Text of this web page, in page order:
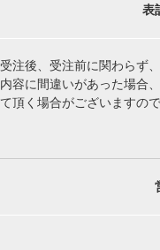
表
受注後、受注前に関わらず
内容に間違いがあった場合
て頂く場合がございますの